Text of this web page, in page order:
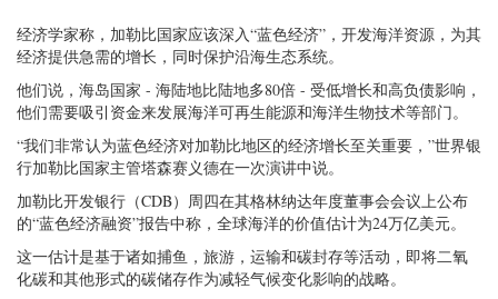
经济学家称，加勒比国家应该深入“蓝色经济”，开发海洋资源，为其
经济提供急需的增长，同时保护沿海生态系统。
他们说，海岛国家 - 海陆地比陆地多80倍 - 受低增长和高负债影响，
他们需要吸引资金来发展海洋可再生能源和海洋生物技术等部门。
“我们非常认为蓝色经济对加勒比地区的经济增长至关重要，”世界银
行加勒比国家主管塔森赛义德在一次演讲中说。
加勒比开发银行（CDB）周四在其格林纳达年度董事会会议上公布
的“蓝色经济融资”报告中称，全球海洋的价值估计为24万亿美元。
这一估计是基于诸如捕鱼，旅游，运输和碳封存等活动，即将二氧
化碳和其他形式的碳储存作为减轻气候变化影响的战略。